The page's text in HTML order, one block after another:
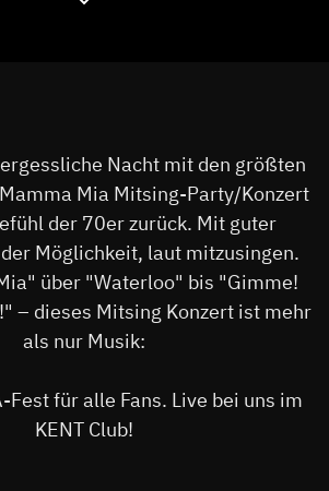
Nacht mit den größten
Mia Mitsing-Party/Konzert
der 70er zurück. Mit guter
Möglichkeit, laut mitzusingen.
über "Waterloo" bis "Gimme!
– dieses Mitsing Konzert ist mehr
als nur Musik:
Fest für alle Fans. Live bei uns im
KENT Club!